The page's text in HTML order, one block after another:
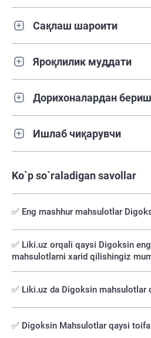
Сақлаш шароити
Яроқлилик муддати
Дорихоналардан
Ишлаб чиқарувчи
Ko`p so`raladigan savollar
✅ Eng mashhur mahsulotlar
✅️ Liki.uz orqali qaysi Digoksin
mahsulotlarni xarid qilishingiz
✅ Liki.uz da Digoksin mahsulotlar
✅ Digoksin Mahsulotlar qaysi